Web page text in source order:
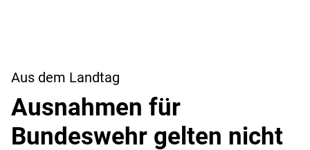
Aus dem Landtag
Ausnahmen für
Bundeswehr gelten nicht